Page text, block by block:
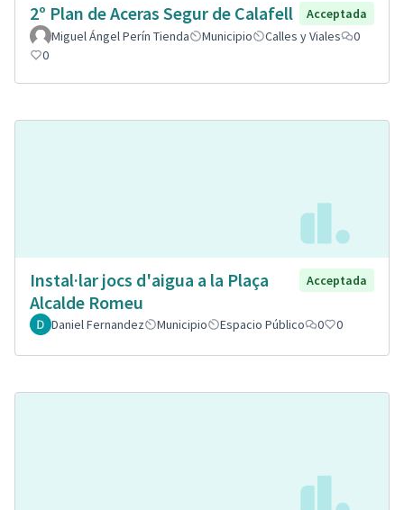
2º Plan de Aceras Segur de Calafell
Acceptada
Miguel Ángel Perín Tienda
Municipio Calles y Viales
0
0
Instal·lar jocs d'aigua a la Plaça
Alcalde Romeu
Acceptada
Daniel Fernandez Municipio Espacio Público 0 0